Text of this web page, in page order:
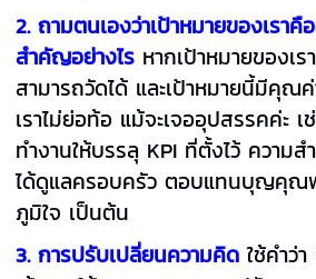
2.ถามตนเองว่าเป้าหมายของเราคื
สำคัญอย่างไร หากเป้าหมายของเ
สามารถวัดได้ และเป้าหมายนี้มีคุณค่
เราไม่ย่อท้อ แม้จะเจออุปสรรคค่ะ เ
ทำงานให้บรรลุ KPI ที่ตั้งไว้ ความ
ได้ดูแลครอบครัว ตอบแทนบุญคุณ
ภูมิใจ เป็นต้น
3.การปรับเปลี่ยนความคิด ใช้คำว่า